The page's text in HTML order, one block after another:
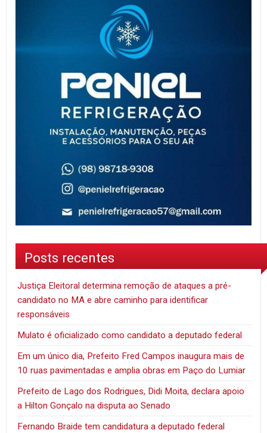
Posts recentes
Justiça Eleitoral determina remoção de ataques a pré-
candidato no MA e abre caminho para identificar
responsáveis
Mulato é oficializado como candidato a deputado federal
Em um único dia, Prefeito Fred Campos inaugura mais de
10 ruas pavimentadas e amplia obras em Paço do Lumiar
Prefeito de Lago dos Rodrigues, Didi Moita, declara apoio
a Hilton Gonçalo na disputa ao Senado
Fernando Braide tem candidatura a deputado federal